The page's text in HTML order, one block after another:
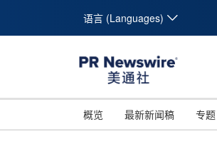
语言 (Languages)
概览 最新新闻稿 专题